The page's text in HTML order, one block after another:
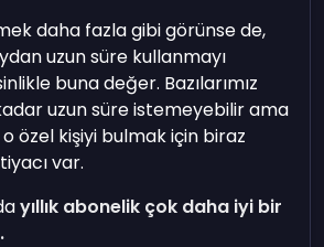
daha fazla gibi görünse de,
uzun süre kullanmayı
buna değer. Bazılarımız
uzun süre istemeyebilir ama
o özel kişiyi bulmak için biraz
var.
yıllık abonelik çok daha iyi bir